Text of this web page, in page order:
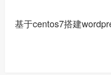
基于centos7搭建